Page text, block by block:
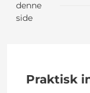
denne
side
Praktisk